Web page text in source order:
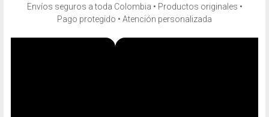
Envíos seguros a toda Colombia • Productos originales •
Pago protegido • Atención personalizada